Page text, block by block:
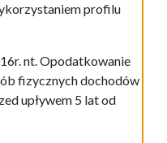
profilu
nt. Opodatkowanie
fizycznych dochodów
upływem 5 lat od